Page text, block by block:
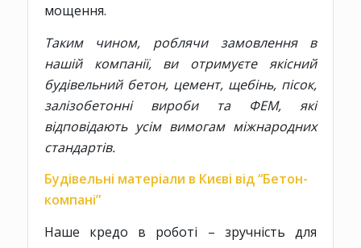
мощення.
Таким чином, роблячи замовлення в
нашій компанії, ви отримуєте якісний
будівельний бетон, цемент, щебінь, пісок,
залізобетонні вироби та ФЕМ, які
відповідають усім вимогам міжнародних
стандартів.
Будівельні матеріали в Києві від “Бетон-
компані”
Наше кредо в роботі – зручність для